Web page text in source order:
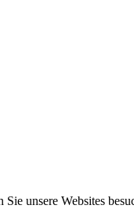
unsere Websites